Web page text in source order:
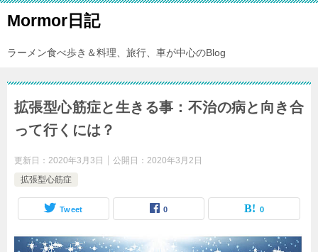
Mormor日記
ラーメン食べ歩き＆料理、旅行、車が中心のBlog
拡張型心筋症と生きる事：不治の病と向き合
って行くには？
更新日： 2020年3月3日 公開日： 2020年3月2日
拡張型心筋症
Tweet 0 0